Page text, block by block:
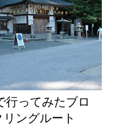
行ってみたブロ
ングルート